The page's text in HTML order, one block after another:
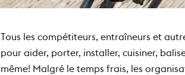
Tous les compétiteurs, entraîneurs et
pour aider, porter, installer, cuisiner,